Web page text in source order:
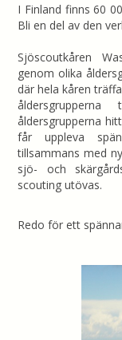
I Finland finns 60
Bli en del av den
Sjöscoutkåren
genom olika
där hela kåren
åldersgrupperna
får uppleva
tillsammans med
sjö- och
scouting utövas.
Redo för ett